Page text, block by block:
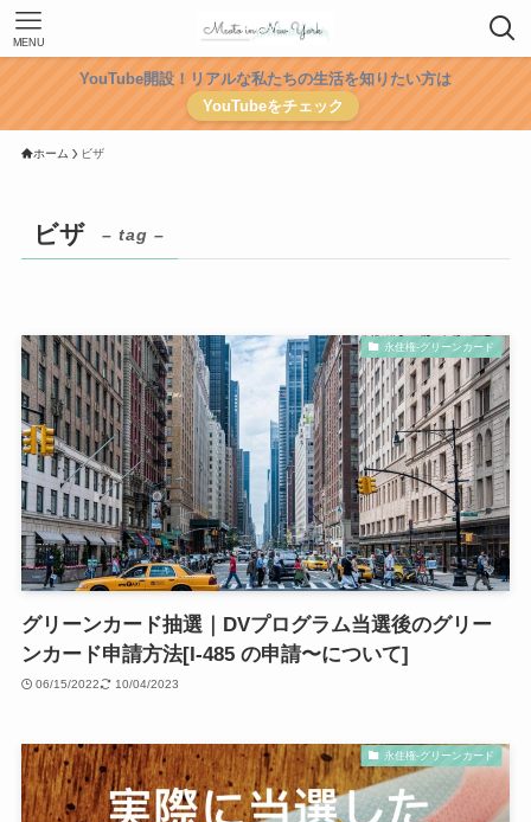
MENU
YouTube開設！リアルな私たちの生活を知りたい方は
YouTubeをチェック
ホーム ビザ
ビザ – tag –
永住権‐グリーンカード
グリーンカード抽選｜DVプログラム当選後のグリー
ンカード申請方法[I-485 の申請〜について]
06/15/2022 10/04/2023
永住権‐グリーンカード